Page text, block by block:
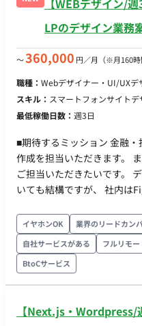
【WEBデザイン/
LPのデザイン業務
〜360,000 円／月 （※月160
職種： Webデザイナー・UI/UXデ
スキル： スマートフォンサイト
最低稼働日数： 週3日
■期待するミッション 金融
作成を担当いただきます。
ご担当いただきたいです。 デザインツールは何を使っていただ
いても結構ですが、 社内は
ス・フルリモートでの勤務
イヤホンOK 業界のリードカン
自社サービスがある
フルリモー
BtoCサービス
【Next.js・Wordpress/